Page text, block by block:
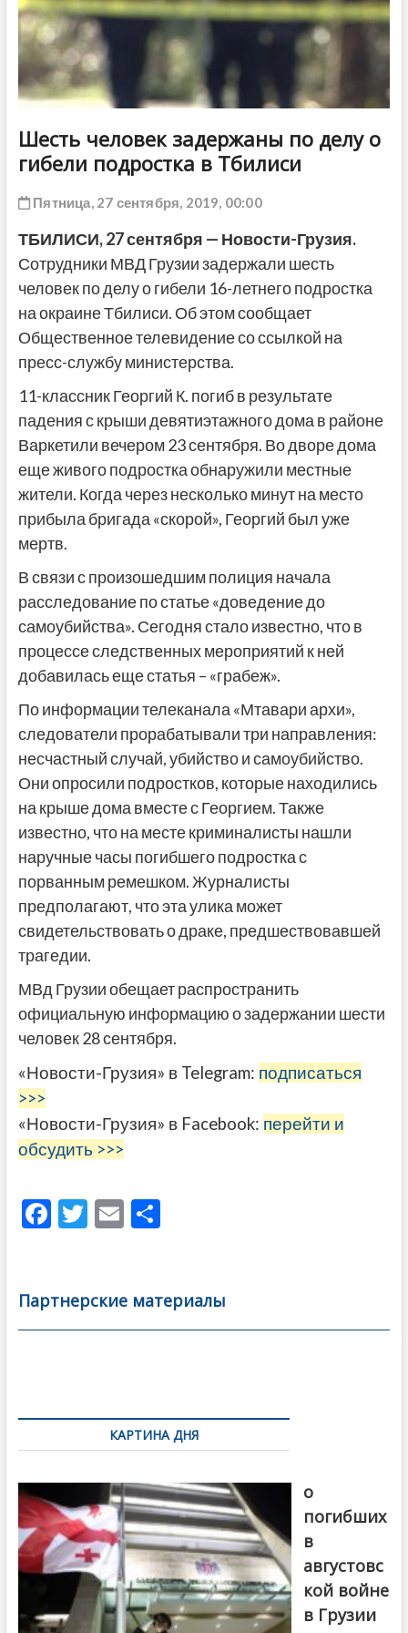
Шесть человек задержаны по делу о
гибели подростка в Тбилиси
Пятница, 27 сентября, 2019, 00:00
ТБИЛИСИ, 27 сентября — Новости-Грузия.
Сотрудники МВД Грузии задержали шесть
человек по делу о гибели 16-летнего подростка
на окраине Тбилиси. Об этом сообщает
Общественное телевидение со ссылкой на
пресс-службу министерства.
11-классник Георгий К. погиб в результате
падения с крыши девятиэтажного дома в районе
Варкетили вечером 23 сентября. Во дворе дома
еще живого подростка обнаружили местные
жители. Когда через несколько минут на место
прибыла бригада «скорой», Георгий был уже
мертв.
В связи с произошедшим полиция начала
расследование по статье «доведение до
самоубийства». Сегодня стало известно, что в
процессе следственных мероприятий к ней
добавилась еще статья – «грабеж».
По информации телеканала «Мтавари архи»,
следователи прорабатывали три направления:
несчастный случай, убийство и самоубийство.
Они опросили подростков, которые находились
на крыше дома вместе с Георгием. Также
известно, что на месте криминалисты нашли
наручные часы погибшего подростка с
порванным ремешком. Журналисты
предполагают, что эта улика может
свидетельствовать о драке, предшествовавшей
трагедии.
МВд Грузии обещает распространить
официальную информацию о задержании шести
человек 28 сентября.
«Новости-Грузия» в Telegram: подписаться
>>>
«Новости-Грузия» в Facebook: перейти и
обсудить >>>
F
b
o
T
er
E
l
О
а
в
Партнерские материалы
по
записямКАРТИНА ДНЯ
о
погибших
в
августовс
кой войне
в Грузии